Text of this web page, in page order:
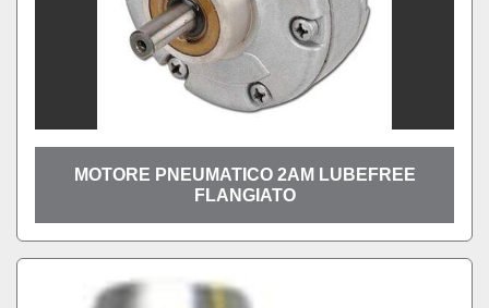
MOTORE PNEUMATICO 2AM LUBEFREE
FLANGIATO